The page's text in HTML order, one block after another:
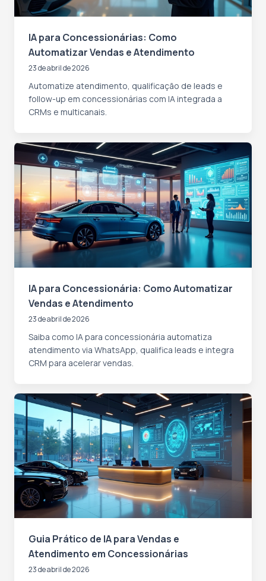
IA para Concessionárias: Como
Automatizar Vendas e Atendimento
23 de abril de 2026
Automatize atendimento, qualificação de leads e
follow-up em concessionárias com IA integrada a
CRMs e multicanais.
IA para Concessionária: Como Automatizar
Vendas e Atendimento
23 de abril de 2026
Saiba como IA para concessionária automatiza
atendimento via WhatsApp, qualifica leads e integra
CRM para acelerar vendas.
Guia Prático de IA para Vendas e
Atendimento em Concessionárias
23 de abril de 2026